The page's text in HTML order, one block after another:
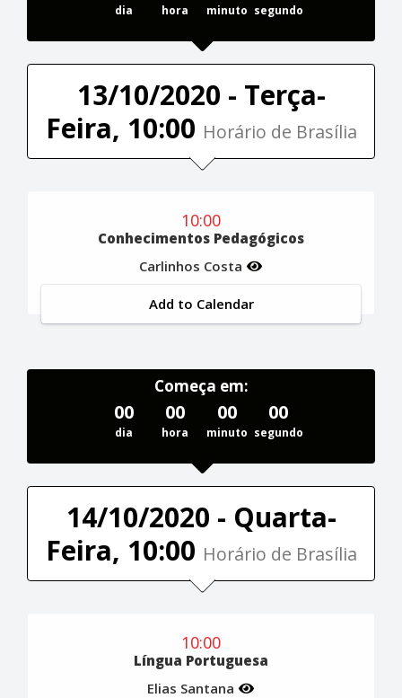
dia hora minuto segundo
13/10/2020 - Terça-
Feira, 10:00 Horário de Brasília
10:00
Conhecimentos Pedagógicos
Carlinhos Costa
Add to Calendar
Começa em:
00
dia
00
hora
00
minuto
00
segundo
14/10/2020 - Quarta-
Feira, 10:00 Horário de Brasília
10:00
Língua Portuguesa
Elias Santana